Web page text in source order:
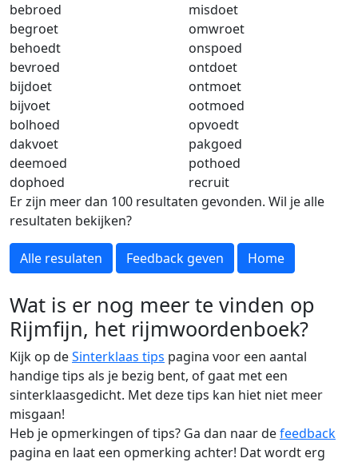
bebroed
begroet
behoedt
bevroed
bijdoet
bijvoet
bolhoed
dakvoet
deemoed
dophoed
misdoet
omwroet
onspoed
ontdoet
ontmoet
ootmoed
opvoedt
pakgoed
pothoed
recruit
Er zijn meer dan 100 resultaten gevonden. Wil je alle
resultaten bekijken?
Alle resulaten Feedback geven Home
Wat is er nog meer te vinden op
Rijmfijn, het rijmwoordenboek?
Kijk op deSinterklaas tips pagina voor een aantal
handige tips als je bezig bent, of gaat met een
sinterklaasgedicht. Met deze tips kan hiet niet meer
misgaan!
Heb je opmerkingen of tips? Ga dan naar defeedback
pagina en laat een opmerking achter! Dat wordt erg